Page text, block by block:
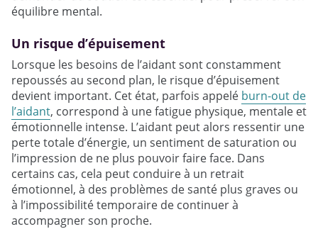
équilibre mental.
Un risque d’épuisement
Lorsque les besoins de l’aidant sont constamment
repoussés au second plan, le risque d’épuisement
devient important. Cet état, parfois appelé burn-out de
l’aidant, correspond à une fatigue physique, mentale et
émotionnelle intense. L’aidant peut alors ressentir une
perte totale d’énergie, un sentiment de saturation ou
l’impression de ne plus pouvoir faire face. Dans
certains cas, cela peut conduire à un retrait
émotionnel, à des problèmes de santé plus graves ou
à l’impossibilité temporaire de continuer à
accompagner son proche.